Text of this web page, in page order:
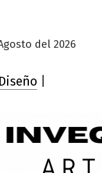
del 2026
Diseño